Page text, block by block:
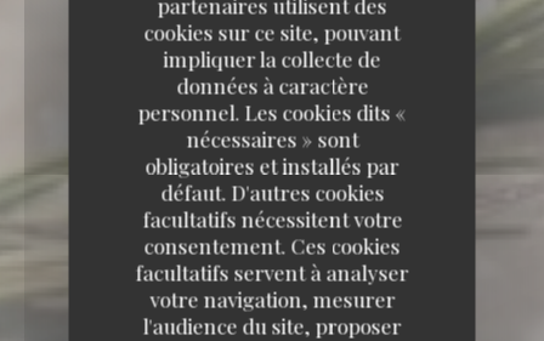
partenaires utilisent des
cookies sur ce site, pouvant
impliquer la collecte de
données à caractère
personnel. Les cookies dits «
nécessaires » sont
obligatoires et installés par
défaut. D'autres cookies
facultatifs nécessitent votre
consentement. Ces cookies
facultatifs servent à analyser
votre navigation, mesurer
l'audience du site, proposer